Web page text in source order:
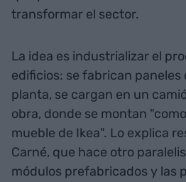
transformar el sector.
La idea es industrializar el
edificios: se fabrican paneles
planta, se cargan en un
obra, donde se montan
mueble de Ikea". Lo explica
Carné, que hace otro
módulos prefabricados y las